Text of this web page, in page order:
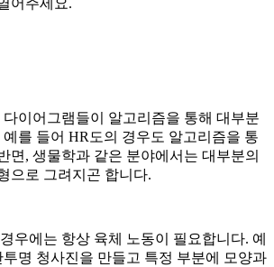
어주세요.
이어그램들이 알고리즘을 통해 대부분
를 들어 HR도의 경우도 알고리즘을 통
면, 생물학과 같은 분야에서는 대부분의
으로 그려지곤 합니다.
우에는 항상 육체 노동이 필요합니다. 예
명 청사진을 만들고 특정 부분에 모양과